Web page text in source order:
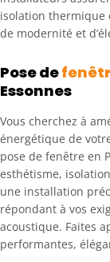
isolation thermique
de modernité et
Pose de
Essonnes
Vous cherchez à
énergétique de
pose de fenêtre en
esthétisme,
une installation
répondant à vos
acoustique. Faites
performantes,